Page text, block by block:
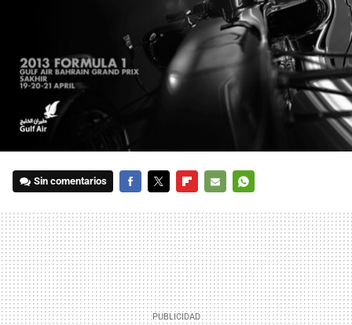
Sin comentarios
MAIL